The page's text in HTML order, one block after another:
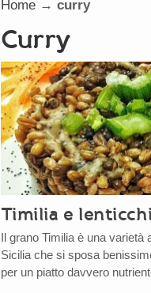
Home→ curry
curry
Timilia e
Il grano Timilia è una varietà
Sicilia che si sposa
per un piatto davvero